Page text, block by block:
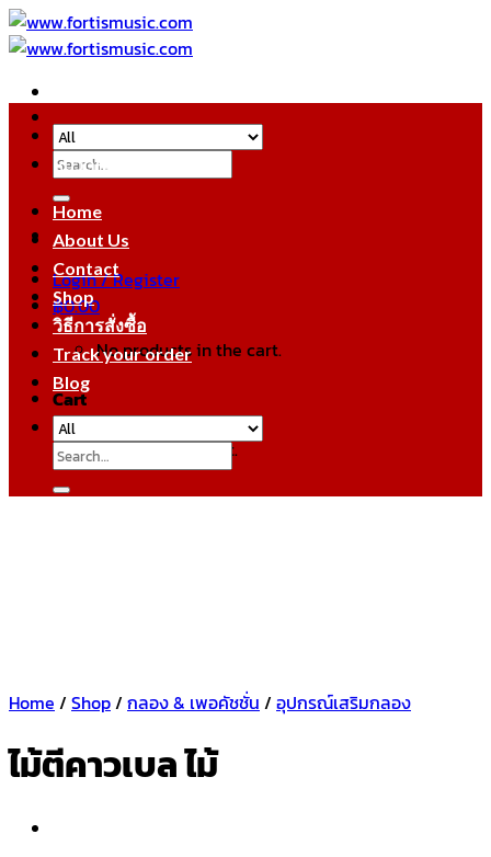
Skip
to
Search
for:
Login / Register
฿0.00
No products in the cart.
Cart
No products in the cart.
หมวดหมู่สินค้า
Home
About Us
Contact
Shop
วิธีการสั่งซื้อ
Track your order
Blog
Search
for:
Home / Shop/ กลอง & เพอคัชชั่น / อุปกรณ์เสริมกลอง
ไม้ตีคาวเบล ไม้